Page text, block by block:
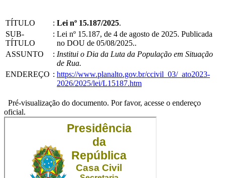
TÍTULO : Lei nº 15.187/2025.
SUB-
TÍTULO
: Lei nº 15.187, de 4 de agosto de 2025. Publicada
no DOU de 05/08/2025..
ASSUNTO
: Institui o Dia da Luta da População em Situação
de Rua.
ENDEREÇO : https://www.planalto.gov.br/ccivil_03/_ato2023-
2026/2025/lei/L15187.htm
Pré-visualização do documento. Por favor, acesse o endereço
oficial.